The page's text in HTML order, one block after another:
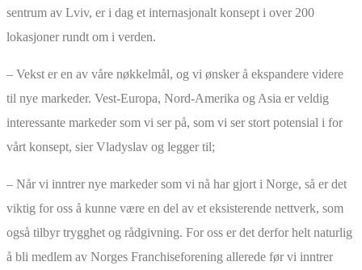
sentrum av Lviv, er i dag et internasjonalt konsept i over 200
lokasjoner rundt om i verden.
– Vekst er en av våre nøkkelmål, og vi ønsker å ekspandere videre
til nye markeder. Vest-Europa, Nord-Amerika og Asia er veldig
interessante markeder som vi ser på, som vi ser stort potensial i for
vårt konsept, sier Vladyslav og legger til;
– Når vi inntrer nye markeder som vi nå har gjort i Norge, så er det
viktig for oss å kunne være en del av et eksisterende nettverk, som
også tilbyr trygghet og rådgivning. For oss er det derfor helt naturlig
å bli medlem av Norges Franchiseforening allerede før vi inntrer